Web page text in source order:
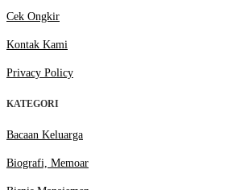
Cek Ongkir
Kontak Kami
Privacy Policy
KATEGORI
Bacaan Keluarga
Biografi, Memoar